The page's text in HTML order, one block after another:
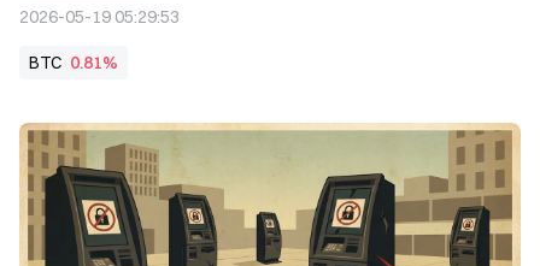
2026-05-19 05:29:53
BTC 0.81%